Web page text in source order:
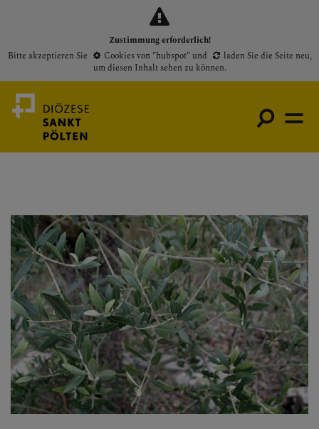
Zustimmung erforderlich!
Bitte akzeptieren Sie
Cookies von "hubspot"und laden Sie die Seite neu,
um diesen Inhalt sehen zu können.
Bischof
Gottesdienste
Pfarren
Presse
Personen
Veranstaltungen
Jobbörse
Pfarrservice